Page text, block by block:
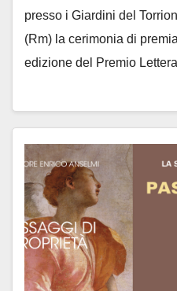
presso i Giardini del
(Rm) la cerimonia di
edizione del Premio